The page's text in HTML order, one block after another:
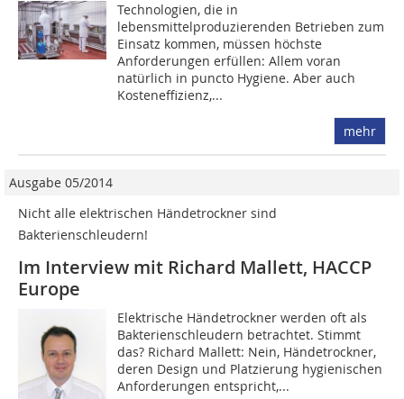
Technologien, die in
lebensmittelproduzierenden Betrieben zum
Einsatz kommen, müssen höchste
Anforderungen erfüllen: Allem voran
natürlich in puncto Hygiene. Aber auch
Kosteneffizienz,...
mehr
Ausgabe 05/2014
Nicht alle elektrischen Händetrockner sind
Bakterienschleudern!
Im Interview mit Richard Mallett, HACCP
Europe
Elektrische Händetrockner werden oft als
Bakterienschleudern betrachtet. Stimmt
das? Richard Mallett: Nein, Händetrockner,
deren Design und Platzierung hygienischen
Anforderungen entspricht,...